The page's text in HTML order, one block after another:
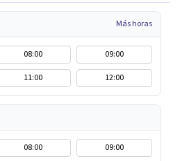
Más horas
08:00
09:00
11:00 12:00
08:00
09:00